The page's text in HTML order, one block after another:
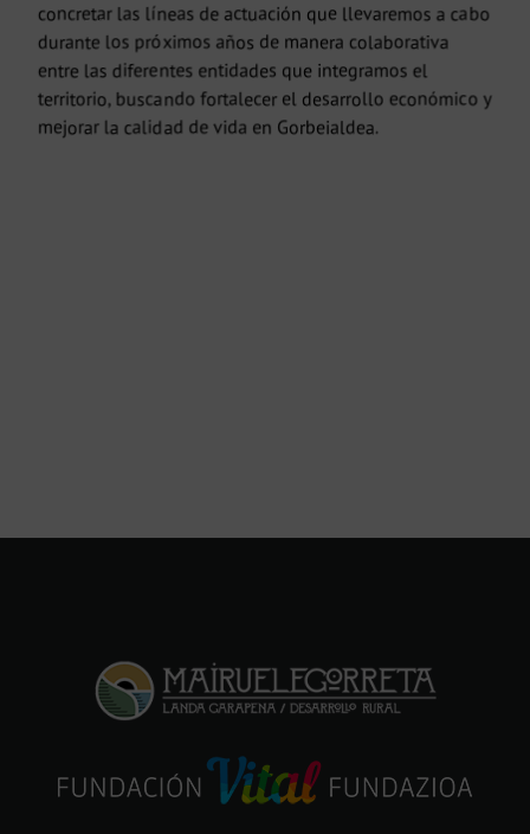
concretar las líneas de actuación que llevaremos a cabo
durante los próximos años de manera colaborativa
entre las diferentes entidades que integramos el
territorio, buscando fortalecer el desarrollo económico y
mejorar la calidad de vida en Gorbeialdea.